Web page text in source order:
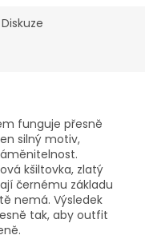
Diskuze
funguje přesně
silný motiv,
kšiltovka, zlatý
černému základu
nemá. Výsledek
tak, aby outfit